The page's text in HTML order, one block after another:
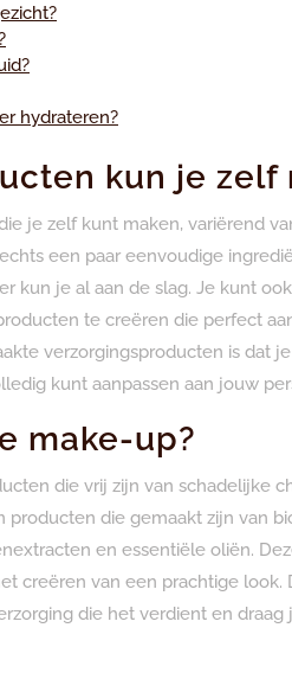
hydrateren?
kun je zelf
je zelf kunt maken, variërend
een paar eenvoudige
kun je al aan de slag. Je kunt
te creëren die perfect
verzorgingsproducten is dat
kunt aanpassen aan jouw
make-up?
die vrij zijn van schadelijke
die gemaakt zijn van
en essentiële oliën.
creëren van een prachtige look.
die het verdient en draag